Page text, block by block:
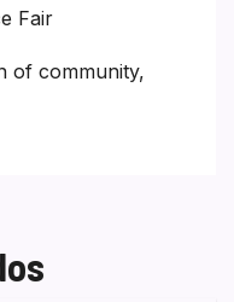
Fair
of community,